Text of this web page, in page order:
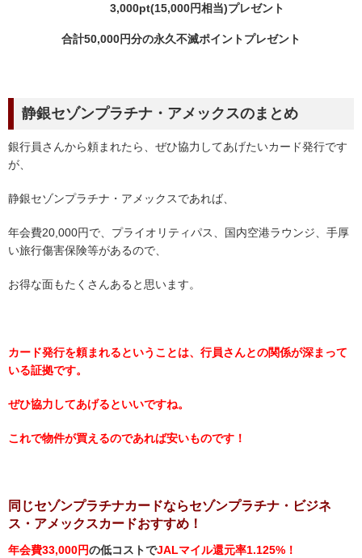
3,000pt(15,000円相当)プレゼント
合計50,000円分の永久不滅ポイントプレゼント
静銀セゾンプラチナ・アメックスのまとめ
銀行員さんから頼まれたら、ぜひ協力してあげたいカード発行です
が、
静銀セゾンプラチナ・アメックスであれば、
年会費20,000円で、プライオリティパス、国内空港ラウンジ、手厚
い旅行傷害保険等があるので、
お得な面もたくさんあると思います。
カード発行を頼まれるということは、行員さんとの関係が深まって
いる証拠です。
ぜひ協力してあげるといいですね。
これで物件が買えるのであれば安いものです！
同じセゾンプラチナカードならセゾンプラチナ・ビジネ
ス・アメックスカードおすすめ！
年会費33,000円の低コストでJALマイル還元率1.125%！